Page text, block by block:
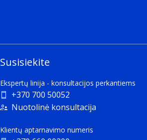
Susisiekite
Ekspertų linija - konsultacijos perkantiems
+370 700 50052
Nuotolinė konsultacija
Klientų aptarnavimo numeris